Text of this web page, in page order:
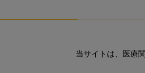
当サイトは、医療